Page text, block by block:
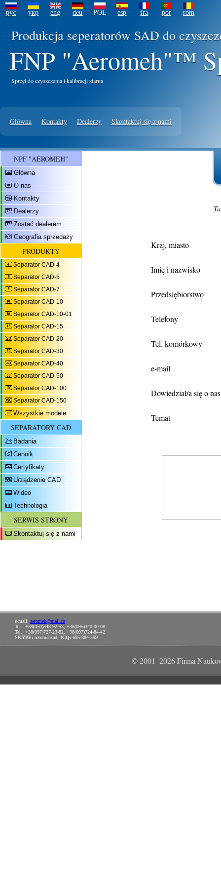
рус укр eng deu POL esp fra por rom
Produkcja seperatorów SAD do
FNP "Aeromeh"™
Sprzęt do czyszczenia i kalibracji ziarna
Główna Kontakty Dealerzy Skontaktuj się z nami
NPF "AEROMEH"
Główna
O nas
Kontakty
Dealerzy
Zostać dealerem
Geografia sprzedaży
PRODUKTY
Separator CAD-4
Separator CAD-5
Separator CAD-7
Separator CAD-10
Separator CAD-10-01
Separator CAD-15
Separator CAD-20
Separator CAD-30
Separator CAD-40
Separator CAD-50
Separator CAD-100
Separator CAD-150
Wszystkie modele
SEPARATORY CAD
Badania
Cennik
Certyfikaty
Urządzenie CAD
Wideo
Technologia
SERWIS STRONY
Skontaktuj się z nami
Kraj, miasto
Imię i nazwisko
Przedsiębiorstwo
Telefony
Tel. komórkowy
e-mail
Dowiedział/a się o
Temat
e-mail: aeromeh@mail.ru
Tel.: +38(050)348-92-53, +38(095)340-00-08
Tel.: +38(097)727-23-82, +38(097)724-84-42
SKYPE: aeromehsad, ICQ: 695-884-599
© 2001–2026 Firma